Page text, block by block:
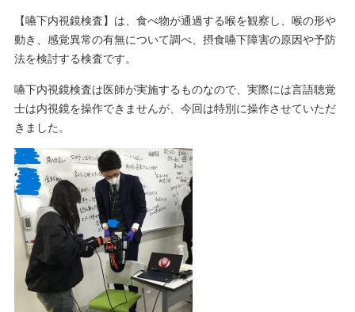
【嚥下内視鏡検査】は、食べ物が通過する喉を観察し、喉の形や
動き、感覚異常の有無について調べ、摂食嚥下障害の原因や予防
法を検討する検査です。
嚥下内視鏡検査は医師が実施するものなので、実際には言語聴覚
士は内視鏡を操作できませんが、今回は特別に操作させていただ
きました。